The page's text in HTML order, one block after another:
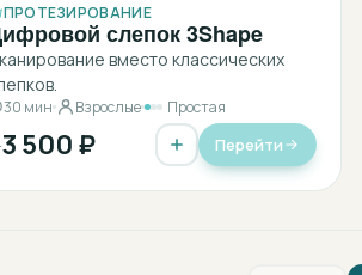
ПРОТЕЗИРОВАНИЕ
слепок 3Shape
вместо классических
30 мин Взрослые Простая
3 500 ₽ Перейти